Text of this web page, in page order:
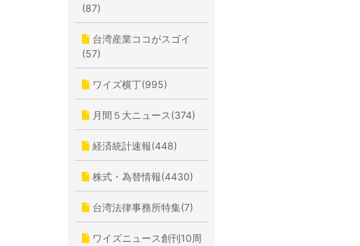
(87)
台湾産業ココがスゴイ
(57)
ワイズ横丁(995)
月間５大ニュース(374)
経済統計速報(448)
株式・為替情報(4430)
台湾法律事務所特集(7)
ワイズニュース創刊10周